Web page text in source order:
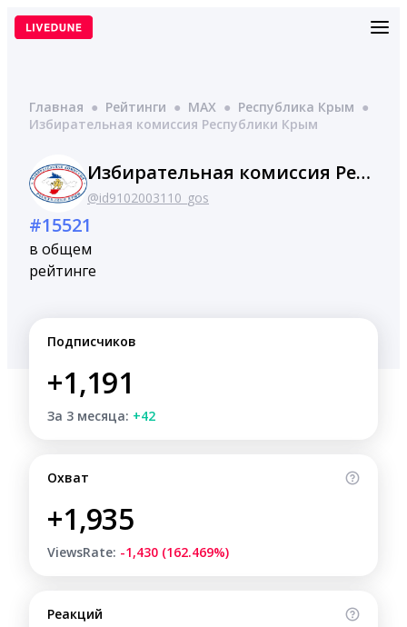
Перейти
Главная ● Рейтинги ● MAX ● Республика Крым ●
Избирательная комиссия Республики Крым
Избирательная комиссия Республики Крым
@id9102003110_gos
#15521
в общем
рейтинге
Подписчиков
+1,191
За 3 месяца: +42
Охват
+1,935
ViewsRate: -1,430 (162.469%)
Реакций